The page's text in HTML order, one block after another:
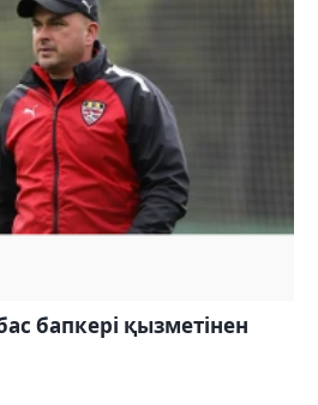
бапкері қызметінен